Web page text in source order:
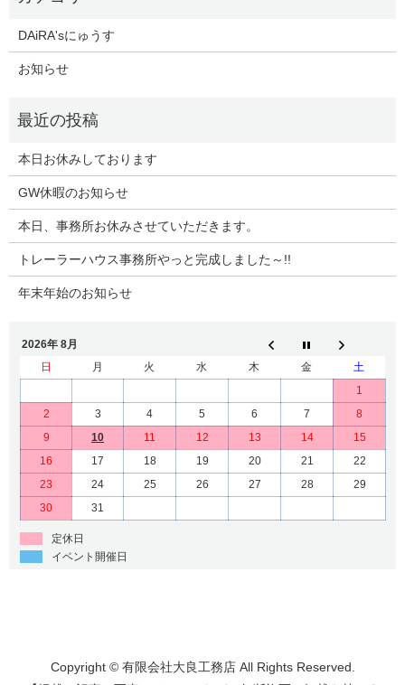
DAiRA'sにゅうす
お知らせ
本日お休みしております
GW休暇のお知らせ
本日、事務所お休みさせていただきます。
トレーラーハウス事務所やっと完成しました～!!
年末年始のお知らせ
2026年 8月
日
月 火 水 木 金
土
1
2
3 4 5 6 7
8
9
10 11 12 13 14
15
16
17 18 19 20 21
22
23
24 25 26 27 28
29
30
31
定休日
イベント開催日
Copyright © 有限会社大良工務店 All Rights Reserved.